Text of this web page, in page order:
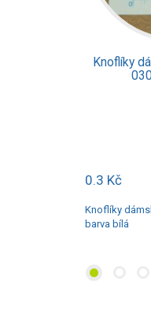
Knoflíky
0.3 Kč
Knoflíky
barva bílá